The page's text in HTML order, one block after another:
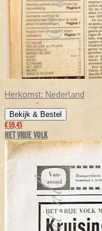
Herkomst: Nederland
Bekijk & Bestel
€ 59,45
HET VRIJE VOLK